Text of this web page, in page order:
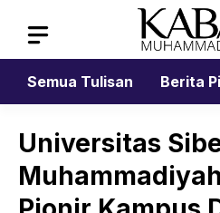
content
Semua Tulisan
Berita
Universitas